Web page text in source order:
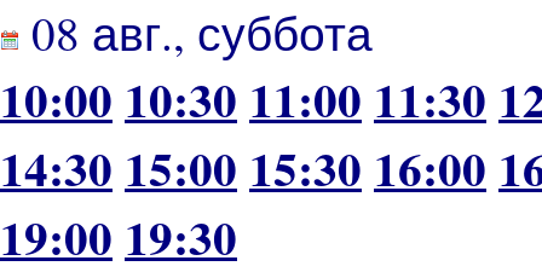
08 авг., суббота
10:00 10:30 11:00 11:30
14:30 15:00 15:30 16:00
19:00 19:30